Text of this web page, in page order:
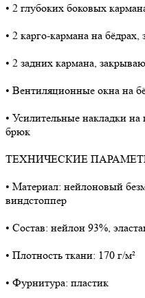
• 2 глубоких боковых
• 2 карго-кармана на
• 2 задних кармана,
• Вентиляционные окна на
• Усилительные накладки
брюк
ТЕХНИЧЕСКИЕ
• Материал: нейлоновый
виндстоппер
• Состав: нейлон 93%,
• Плотность ткани: 170 г/м²
• Фурнитура: пластик